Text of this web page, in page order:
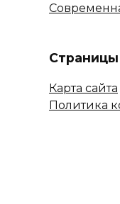
Страницы
Карта сайта
Политика